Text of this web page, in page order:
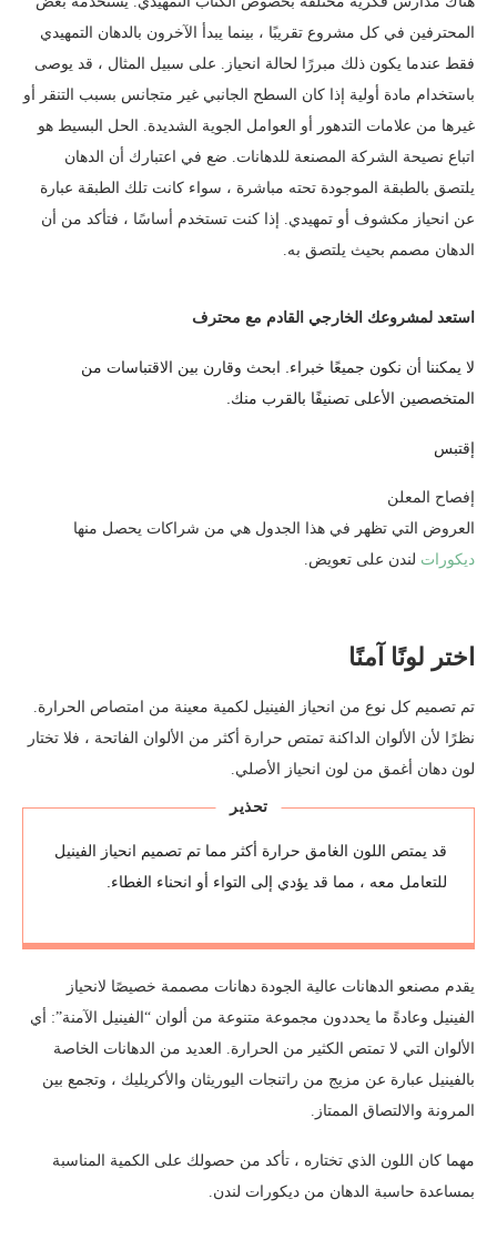
المحترفين في كل مشروع تقريبًا ، بينما يبدأ الآخرون بالدهان التمهيدي
فقط عندما يكون ذلك مبررًا لحالة انحياز. على سبيل المثال ، قد يوصى
باستخدام مادة أولية إذا كان السطح الجانبي غير متجانس بسبب التنقر أو
غيرها من علامات التدهور أو العوامل الجوية الشديدة. الحل البسيط هو
اتباع نصيحة الشركة المصنعة للدهانات. ضع في اعتبارك أن الدهان
يلتصق بالطبقة الموجودة تحته مباشرة ، سواء كانت تلك الطبقة عبارة
عن انحياز مكشوف أو تمهيدي. إذا كنت تستخدم أساسًا ، فتأكد من أن
الدهان مصمم بحيث يلتصق به.
استعد لمشروعك الخارجي القادم مع محترف
لا يمكننا أن نكون جميعًا خبراء. ابحث وقارن بين الاقتباسات من
المتخصصين الأعلى تصنيفًا بالقرب منك.
إقتبس
إفصاح المعلن
العروض التي تظهر في هذا الجدول هي من شراكات يحصل منها
ديكورات لندن على تعويض.
اختر لونًا آمنًا
تم تصميم كل نوع من انحياز الفينيل لكمية معينة من امتصاص الحرارة.
نظرًا لأن الألوان الداكنة تمتص حرارة أكثر من الألوان الفاتحة ، فلا تختار
لون دهان أغمق من لون انحياز الأصلي.
تحذير
قد يمتص اللون الغامق حرارة أكثر مما تم تصميم انحياز الفينيل
للتعامل معه ، مما قد يؤدي إلى التواء أو انحناء الغطاء.
يقدم مصنعو الدهانات عالية الجودة دهانات مصممة خصيصًا لانحياز
الفينيل وعادةً ما يحددون مجموعة متنوعة من ألوان “الفينيل الآمنة”: أي
الألوان التي لا تمتص الكثير من الحرارة. العديد من الدهانات الخاصة
بالفينيل عبارة عن مزيج من راتنجات اليوريثان والأكريليك ، وتجمع بين
المرونة والالتصاق الممتاز.
مهما كان اللون الذي تختاره ، تأكد من حصولك على الكمية المناسبة
بمساعدة حاسبة الدهان من ديكورات لندن.